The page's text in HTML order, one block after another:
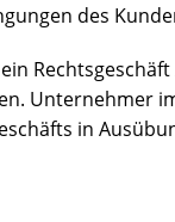
des
Unternehmer
in